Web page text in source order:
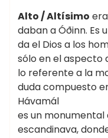
ODINISMO
Alto / Altísimo
daban a Óðinn. Es
da el Dios a los
sólo en el aspecto
lo referente a la
duda compuesto
Hávamál
es un
escandinava,